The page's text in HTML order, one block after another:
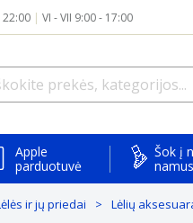
22:00 | VI - VII 9:00 - 17:00
Apple
parduotuvė
Šok į
ir jų priedai Lėlių